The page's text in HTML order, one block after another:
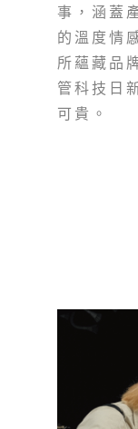
事，涵蓋
的溫度情
所蘊藏品
管科技日
可貴。